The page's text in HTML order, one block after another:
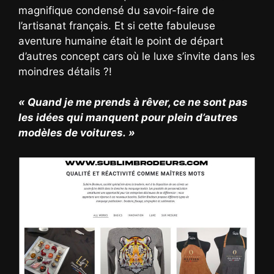
magnifique condensé du savoir-faire de
l’artisanat français. Et si cette fabuleuse
aventure humaine était le point de départ
d’autres concept cars où le luxe s’invite dans les
moindres détails ?!
« Quand je me prends à rêver, ce ne sont pas
les idées qui manquent pour plein d’autres
modèles de voitures. »